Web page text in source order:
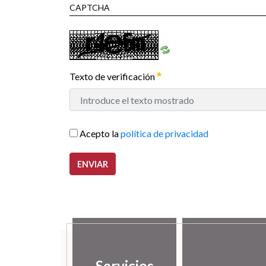
CAPTCHA
Texto de verificación
Acepto lapolítica de privacidad
ENVIAR